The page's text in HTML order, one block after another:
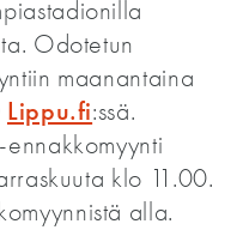
Odotetun
maanantaina
Lippu.fi:ssä.
klo 11.00.
alla.